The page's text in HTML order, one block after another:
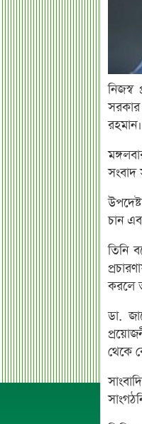
নিজস্ব
সরকার
রহমান।
সংবাদ
চান
তিনি
করলে
ডা.
থেকে